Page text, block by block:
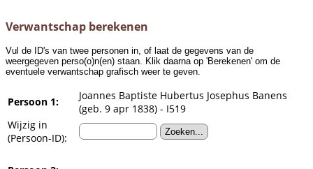
Verwantschap berekenen
Vul de ID's van twee personen in, of laat de gegevens van de
weergegeven perso(o)n(en) staan. Klik daarna op 'Berekenen' om de
eventuele verwantschap grafisch weer te geven.
Persoon 1:
Joannes Baptiste Hubertus Josephus Banens
(geb. 9 apr 1838) - I519
Wijzig in
(Persoon-ID):